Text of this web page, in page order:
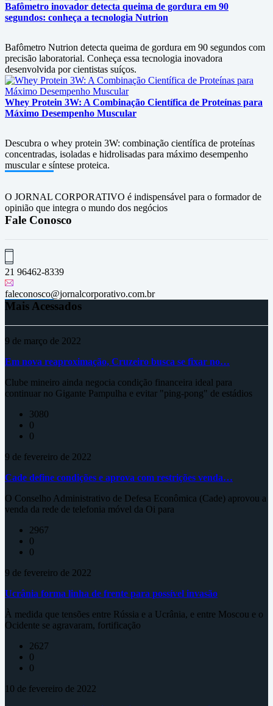
Bafômetro inovador detecta queima de gordura em 90
segundos: conheça a tecnologia Nutrion
Bafômetro Nutrion detecta queima de gordura em 90 segundos com
precisão laboratorial. Conheça essa tecnologia inovadora
desenvolvida por cientistas suíços.
Whey Protein 3W: A Combinação Científica de Proteínas para
Máximo Desempenho Muscular
Descubra o whey protein 3W: combinação científica de proteínas
concentradas, isoladas e hidrolisadas para máximo desempenho
muscular e síntese proteica.
O JORNAL CORPORATIVO é indispensável para o formador de
opinião que integra o mundo dos negócios
Fale Conosco
21 96462-8339
faleconosco@jornalcorporativo.com.br
Mais Acessados
9 de março de 2022
Em nova reaproximação, Cruzeiro busca se fixar no…
Clube mineiro ainda negocia condição financeira ideal para
continuar no Gigante Pampulha e evitar "ping-pong" de estádios
3080
0
0
9 de fevereiro de 2022
Cade define condições e aprova com restrições venda…
O Conselho Administrativo de Defesa Econômica (Cade) aprovou a
venda da rede de telefonia móvel da Oi para
2967
0
0
9 de fevereiro de 2022
Ucrânia forma linha de frente para possível invasão
À medida que tensões entre Rússia e a Ucrânia, e entre Moscou e o
Ocidente se agravaram, fortificação
2627
0
0
10 de fevereiro de 2022